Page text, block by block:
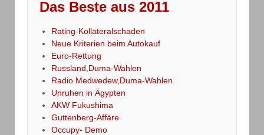
Das Beste aus 2011
Rating-Kollateralschaden
Neue Kriterien beim Autokauf
Euro-Rettung
Russland,Duma-Wahlen
Radio Medwedew,Duma-Wahlen
Unruhen in Ägypten
AKW Fukushima
Guttenberg-Affäre
Occupy- Demo